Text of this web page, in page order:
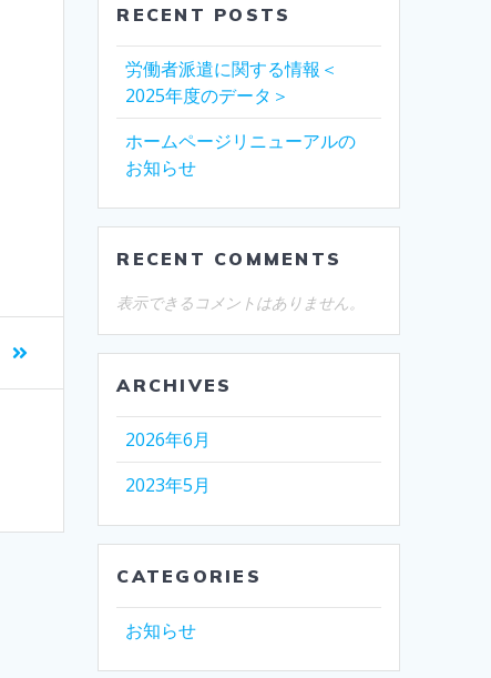
RECENT POSTS
労働者派遣に関する情報＜
2025年度のデータ＞
ホームページリニューアルの
お知らせ
RECENT COMMENTS
表示できるコメントはありません。
ARCHIVES
2026年6月
2023年5月
CATEGORIES
お知らせ